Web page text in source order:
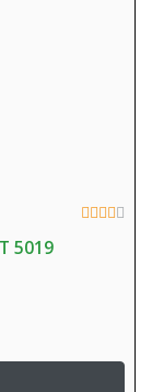
5019